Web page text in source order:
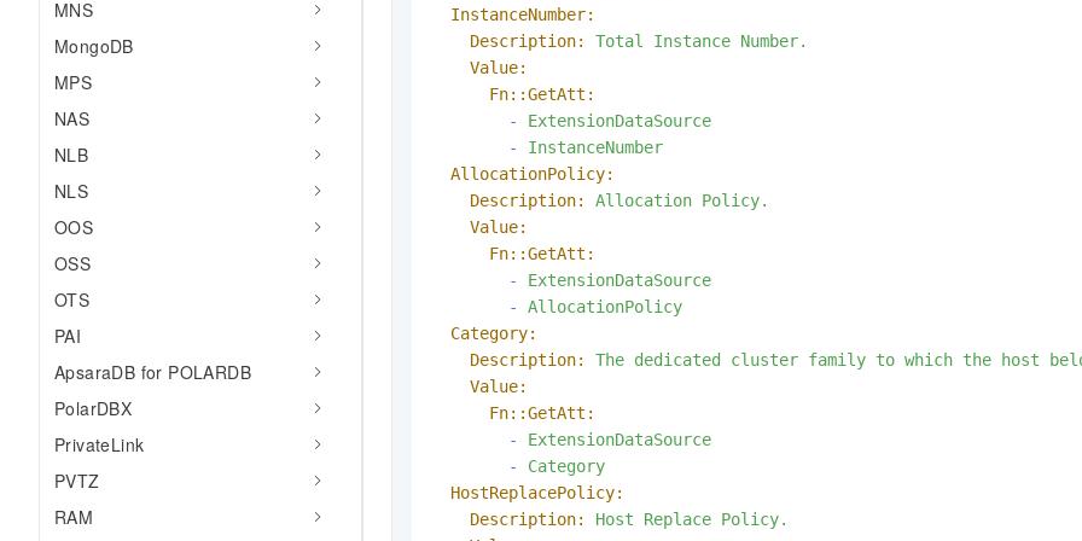
MNS
MongoDB
MPS
NAS
NLB
NLS
OOS
OSS
OTS
PAI
ApsaraDB for POLARDB
PolarDBX
PrivateLink
PVTZ
RAM
InstanceNumber:
Description:
Total Instance Number.
Value:
Fn::GetAtt:
-
ExtensionDataSource
-
InstanceNumber
AllocationPolicy:
Description:
Allocation Policy.
Value:
Fn::GetAtt:
-
ExtensionDataSource
-
AllocationPolicy
Category:
Description:
The dedicated cluster family to which the host
Value:
Fn::GetAtt:
-
ExtensionDataSource
-
Category
HostReplacePolicy:
Description:
Host Replace Policy.